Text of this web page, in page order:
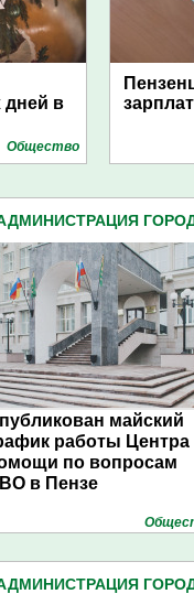
в
Общество
майский
работы Центра
по вопросам
в Пензе